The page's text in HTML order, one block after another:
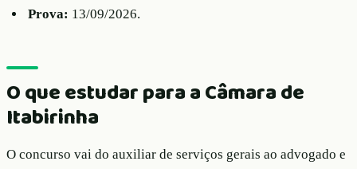
Prova: 13/09/2026.
O que estudar para a Câmara de
Itabirinha
O concurso vai do auxiliar de serviços gerais ao advogado e